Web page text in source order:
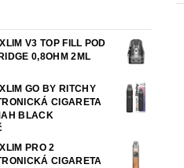
V3 TOP FILL POD
0,8OHM 2ML
GO BY RITCHY
CIGARETA
BLACK
PRO 2
CIGARETA